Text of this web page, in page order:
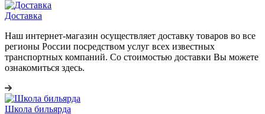
Доставка
Наш интернет-магазин осуществляет доставку товаров во все
регионы России посредством услуг всех известных
транспортных компаний. Со стоимостью доставки Вы можете
ознакомиться здесь.
Школа бильярда